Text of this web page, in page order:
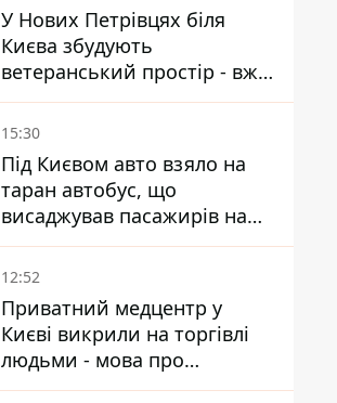
У Нових Петрівцях біля
Києва збудують
ветеранський простір - вже
знайшли проєктанта
15:30
Під Києвом авто взяло на
таран автобус, що
висаджував пасажирів на
зупинці - пасажирка в
лікарні
12:52
Приватний медцентр у
Києві викрили на торгівлі
людьми - мова про
сурогатне материнство